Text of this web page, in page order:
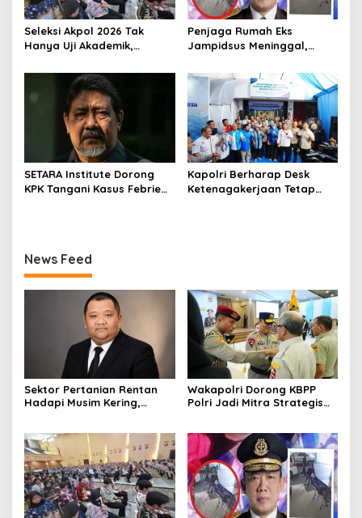
Seleksi Akpol 2026 Tak
Hanya Uji Akademik,
Penilaian
Penjaga Rumah Eks
Jampidsus Meninggal,
Atensi Khusus
SETARA Institute Dorong
KPK Tangani Kasus Febrie
Kapolri Berharap Desk
Ketenagakerjaan Tetap
News Feed
Sektor Pertanian Rentan
Hadapi Musim Kering,
Wakapolri Dorong KBPP
Polri Jadi Mitra Strategis